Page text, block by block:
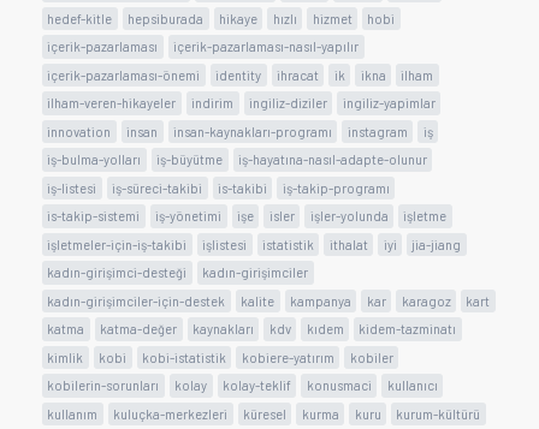
hedef-kitle
hepsiburada hikaye hızlı hizmet
hobi
içerik-pazarlaması
içerik-pazarlaması-nasıl-yapılır
içerik-pazarlaması-önemi
identity ihracat ik ikna
ilham
ilham-veren-hikayeler
indirim ingiliz-diziler
ingiliz-yapimlar
innovation
insan insan-kaynakları-programı instagram
iş
iş-bulma-yolları
iş-büyütme
iş-hayatına-nasıl-adapte-olunur
iş-listesi
iş-süreci-takibi is-takibi
iş-takip-programı
is-takip-sistemi
iş-yönetimi işe isler işler-yolunda
işletme
işletmeler-için-iş-takibi
işlistesi istatistik ithalat iyi
jia-jiang
kadın-girişimci-desteği
kadın-girişimciler
kadın-girişimciler-için-destek
kalite kampanya kar karagoz
kart
katma
katma-değer kaynakları kdv kıdem
kidem-tazminatı
kimlik
kobi kobi-istatistik kobiere-yatırım
kobiler
kobilerin-sorunları
kolay kolay-teklif konusmaci
kullanıcı
kullanım
kuluçka-merkezleri küresel kurma kuru
kurum-kültürü